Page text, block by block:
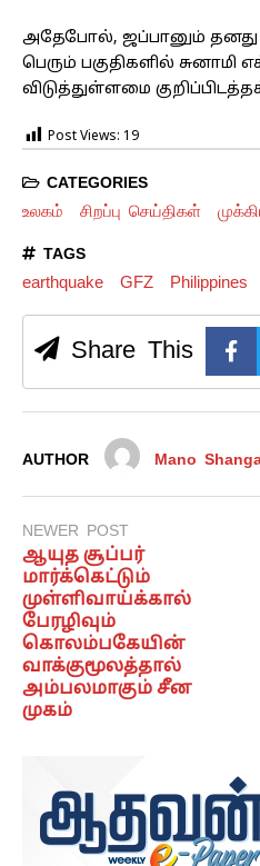
அதேபோல், ஜப்பானும் தனது
பெரும் பகுதிகளில் சுனாமி
விடுத்துள்ளமை
Post Views: 19
CATEGORIES
உலகம் சிறப்பு செய்திகள்
TAGS
earthquake GFZ Philippines
Share This
AUTHOR Mano
NEWER POST
ஆயுத சூப்பர்
மார்க்கெட்டும்
முள்ளிவாய்க்கால்
பேரழிவும்
கொலம்பகேயின்
வாக்குமூலத்தால்
அம்பலமாகும் சீன
முகம்